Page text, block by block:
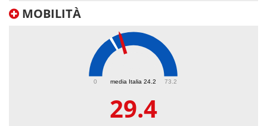
MOBILITÀ
media Italia 24.2
0 73.2
29.4